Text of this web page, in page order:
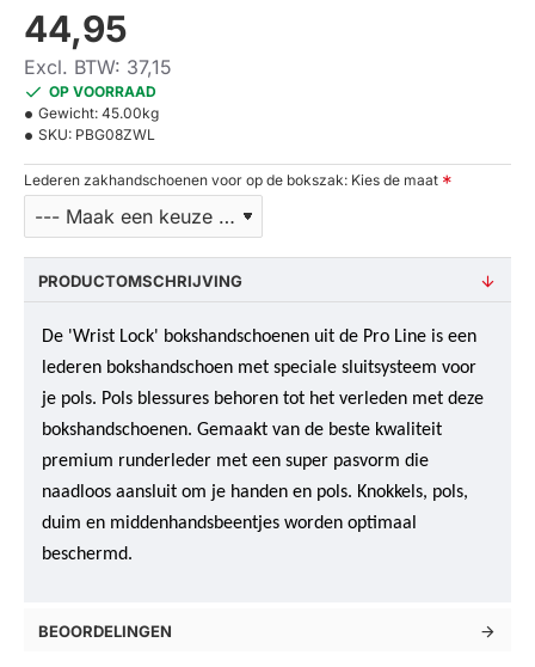
44,95
Excl. BTW: 37,15
OP VOORRAAD
Gewicht: 45.00kg
SKU: PBG08ZWL
Lederen zakhandschoenen voor op de bokszak: Kies de maat
PRODUCTOMSCHRIJVING
De 'Wrist Lock' bokshandschoenen uit de Pro Line is een
lederen bokshandschoen met speciale sluitsysteem voor
je pols. Pols blessures behoren tot het verleden met deze
bokshandschoenen. Gemaakt van de beste kwaliteit
premium runderleder met een super pasvorm die
naadloos aansluit om je handen en pols. Knokkels, pols,
duim en middenhandsbeentjes worden optimaal
beschermd.
BEOORDELINGEN